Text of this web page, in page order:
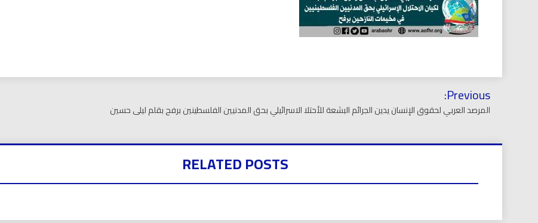
تصفّح
المقالات
Previous:
المرصد العربي لحقوق الإنسان يدين الجرائم البشعة للأحتلا الاسرائيلي بحق المدنيين الفلسطينين برفح بقلم ليلى حسين
RELATED POSTS